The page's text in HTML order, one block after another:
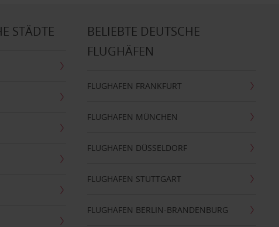
STÄDTE
BELIEBTE DEUTSCHE
FLUGHÄFEN
FLUGHAFEN FRANKFURT
FLUGHAFEN MÜNCHEN
FLUGHAFEN DÜSSELDORF
FLUGHAFEN STUTTGART
FLUGHAFEN BERLIN-BRANDENBURG